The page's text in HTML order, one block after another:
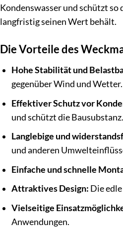
Kondenswasser und schützt so
langfristig seinen Wert behält.
Die Vorteile des
Hohe Stabilität und
gegenüber Wind und Wetter.
Effektiver Schutz vor
und schützt die Bausubstanz.
Langlebige und
und anderen
Einfache und schnelle
Attraktives Design: Die
Vielseitige
Anwendungen.